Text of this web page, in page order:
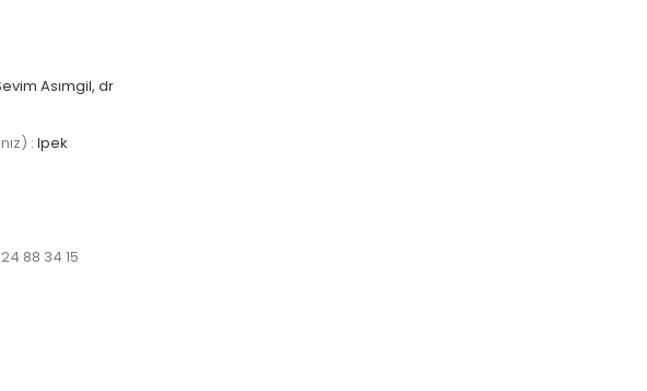
Asımgil, dr
: Ipek
88 34 15